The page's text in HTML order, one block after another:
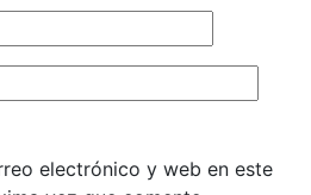
electrónico y web en este